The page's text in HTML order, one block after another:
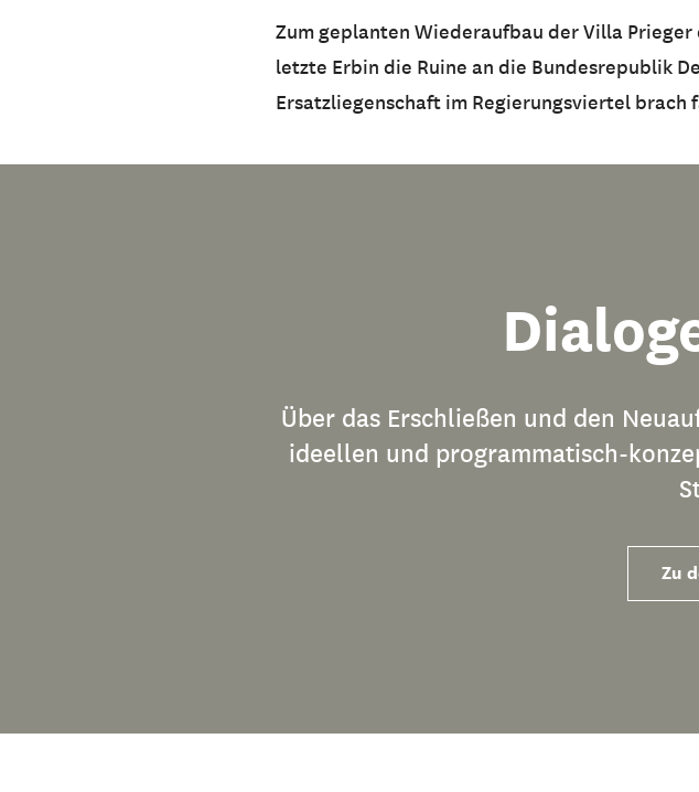
Zum geplanten Wiederaufbau der Villa
letzte Erbin die Ruine an die Bundesrepublik
Ersatzliegenschaft im Regierungsviertel brach
Über das Erschließen und den
ideellen und programmatisch-
Zu